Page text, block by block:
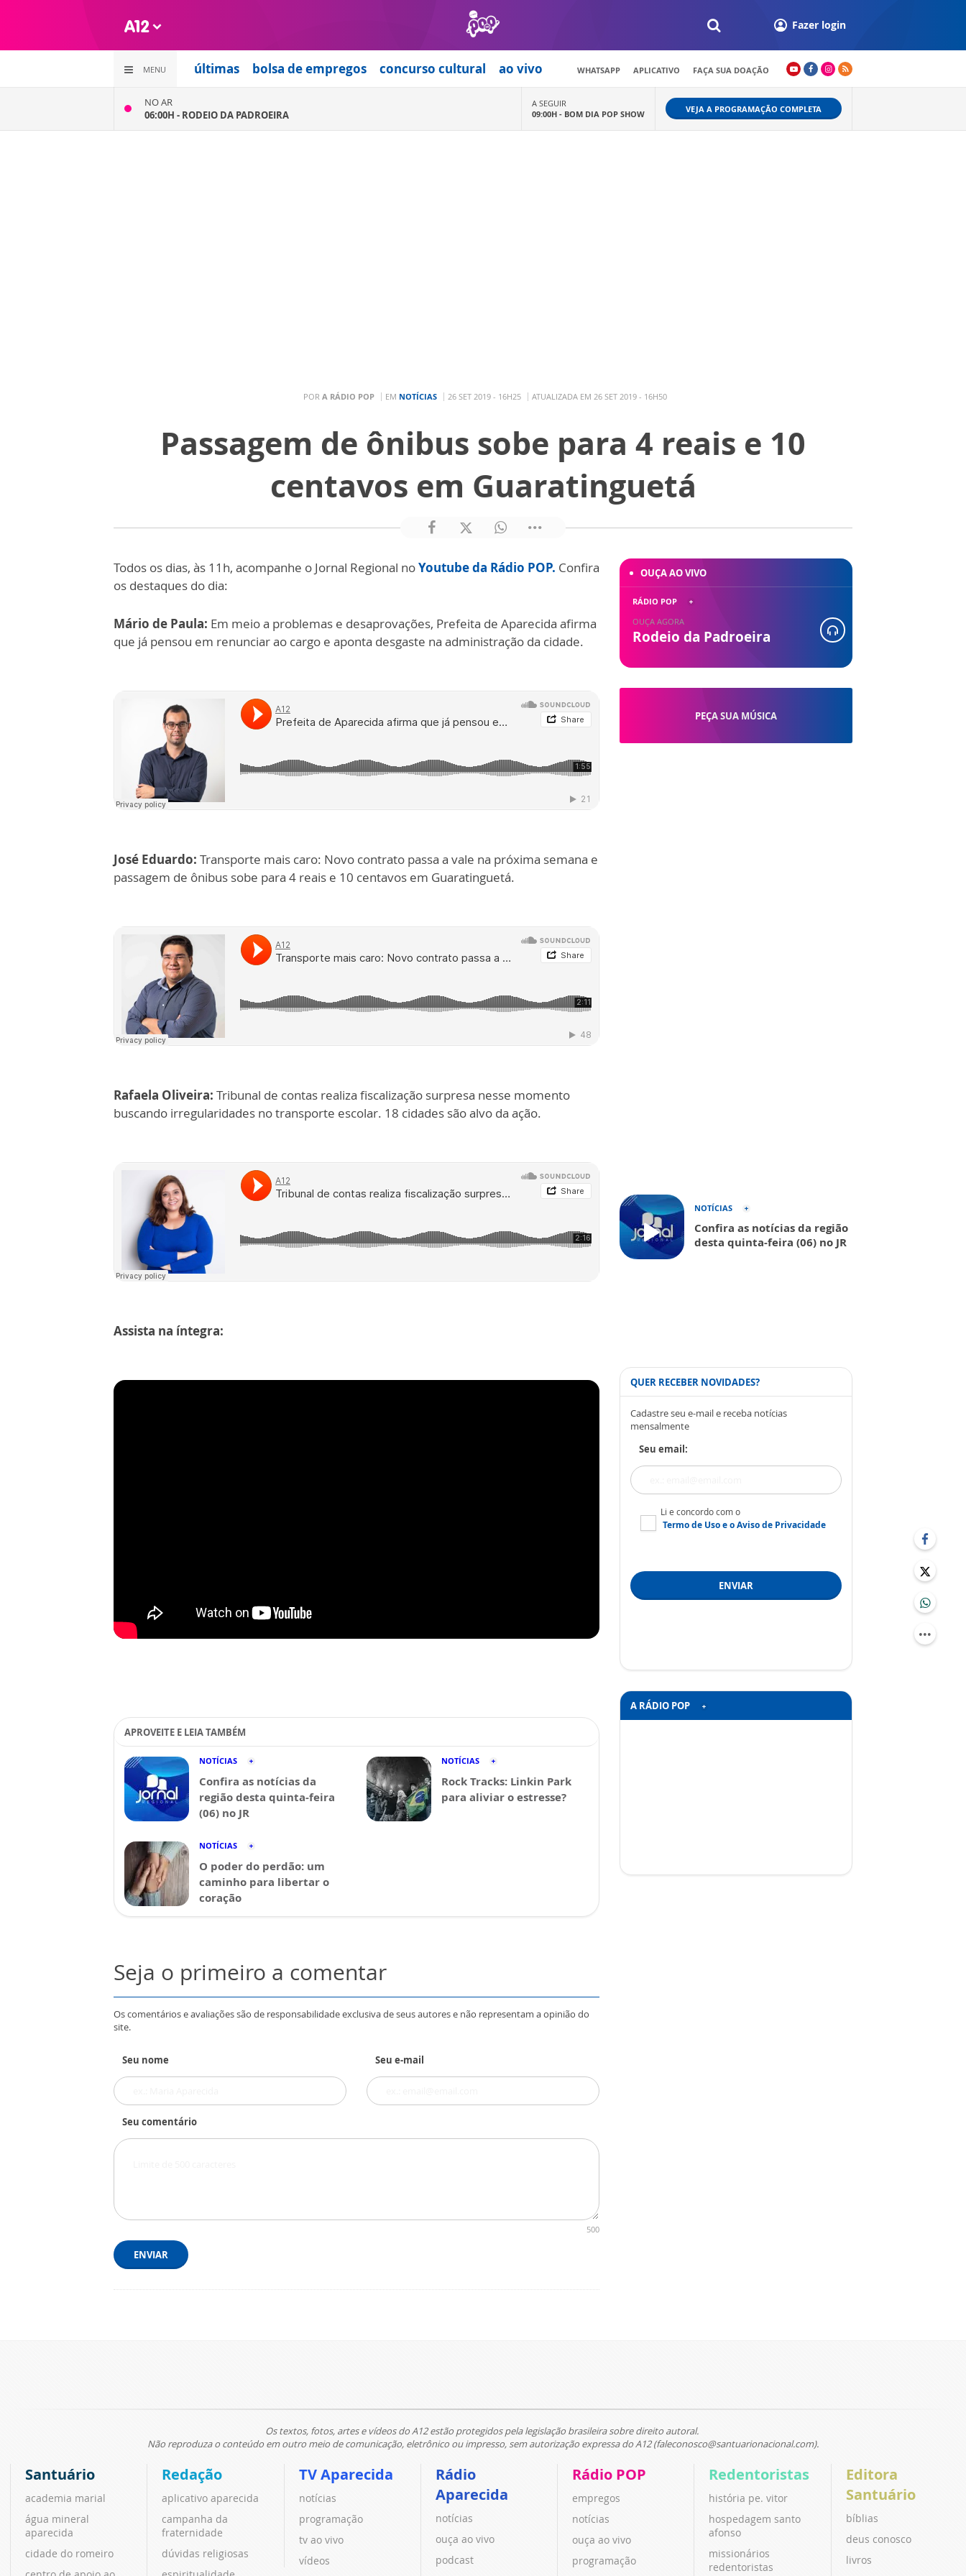
Fazer login
MENU últimas bolsa de empregos concurso cultural ao vivo WHATSAPP APLICATIVO FAÇA SUA DOAÇÃO
NO AR
06:00H - RODEIO DA PADROEIRA
A SEGUIR
09:00H - BOM DIA POP SHOW VEJA A PROGRAMAÇÃO COMPLETA
POR A RÁDIO POP EM NOTÍCIAS 26 SET 2019 - 16H25 ATUALIZADA EM 26 SET 2019 - 16H50
Passagem de ônibus sobe para 4 reais e 10
centavos em Guaratinguetá
Todos os dias, às 11h, acompanhe o Jornal Regional noYoutube da Rádio POP. Confira
os destaques do dia:
Mário de Paula: Em meio a problemas e desaprovações, Prefeita de Aparecida afirma
que já pensou em renunciar ao cargo e aponta desgaste na administração da cidade.
José Eduardo: Transporte mais caro: Novo contrato passa a vale na próxima semana e
passagem de ônibus sobe para 4 reais e 10 centavos em Guaratinguetá.
Rafaela Oliveira: Tribunal de contas realiza fiscalização surpresa nesse momento
buscando irregularidades no transporte escolar. 18 cidades são alvo da ação.
Assista na íntegra:
APROVEITE E LEIA TAMBÉM
NOTÍCIAS
Confira as notícias da
região desta quinta-feira
(06) no JR
NOTÍCIAS
Rock Tracks: Linkin Park
para aliviar o estresse?
NOTÍCIAS
O poder do perdão: um
caminho para libertar o
coração
Seja o primeiro a comentar
Os comentários e avaliações são de responsabilidade exclusiva de seus autores e não representam a opinião do
site.
Seu nome Seu e-mail
Seu comentário
500
ENVIAR
PEÇA SUA MÚSICA
OUÇA AO VIVO
RÁDIO POP
OUÇA AGORA
Rodeio da Padroeira
NOTÍCIAS
Confira as notícias da região
desta quinta-feira (06) no JR
QUER RECEBER NOVIDADES?
Cadastre seu e-mail e receba notícias
mensalmente
Seu email:
Li e concordo com o
Termo de Usoe oAviso de Privacidade
ENVIAR
A RÁDIO POP
Os textos, fotos, artes e vídeos do A12 estão protegidos pela legislação brasileira sobre direito autoral.
Não reproduza o conteúdo em outro meio de comunicação, eletrônico ou impresso, sem autorização expressa do A12 (faleconosco@santuarionacional.com).
Santuário
academia marial
água mineral
aparecida
cidade do romeiro
Redação
aplicativo aparecida
campanha da
fraternidade
dúvidas religiosas
TV Aparecida
notícias
programação
tv ao vivo
vídeos
Rádio
Aparecida
notícias
ouça ao vivo
podcast
Rádio POP
empregos
notícias
ouça ao vivo
programação
Redentoristas
história pe. vitor
hospedagem santo
afonso
missionários
redentoristas
Editora
Santuário
bíblias
deus conosco
livros